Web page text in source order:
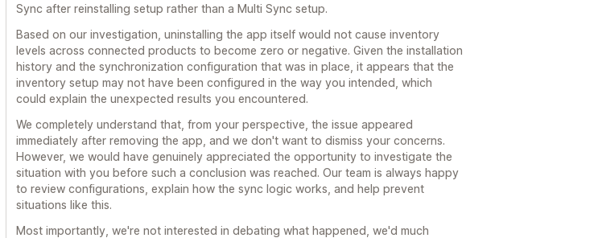
Sync after reinstalling setup rather than a Multi Sync setup.
Based on our investigation, uninstalling the app itself would not cause inventory
levels across connected products to become zero or negative. Given the installation
history and the synchronization configuration that was in place, it appears that the
inventory setup may not have been configured in the way you intended, which
could explain the unexpected results you encountered.
We completely understand that, from your perspective, the issue appeared
immediately after removing the app, and we don't want to dismiss your concerns.
However, we would have genuinely appreciated the opportunity to investigate the
situation with you before such a conclusion was reached. Our team is always happy
to review configurations, explain how the sync logic works, and help prevent
situations like this.
Most importantly, we're not interested in debating what happened, we'd much